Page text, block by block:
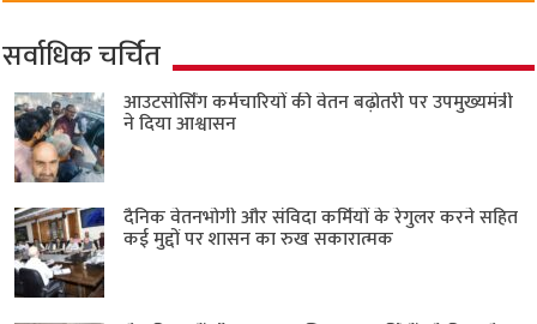
सर्वाधिक चर्चित
आउटसोर्सिंग कर्मचारियों की वेतन बढ़ोतरी पर उपमुख्यमंत्री
ने दिया आश्वासन
दैनिक वेतनभोगी और संविदा कर्मियों के रेगुलर करने सहित
कई मुद्दों पर शासन का रुख सकारात्मक